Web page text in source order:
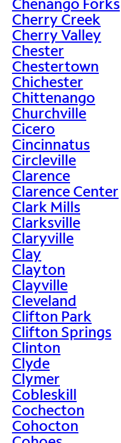
Cherry Creek
Cherry Valley
Chester
Chestertown
Chichester
Chittenango
Churchville
Cicero
Cincinnatus
Circleville
Clarence
Clarence Center
Clark Mills
Clarksville
Claryville
Clay
Clayton
Clayville
Cleveland
Clifton Park
Clifton Springs
Clinton
Clyde
Clymer
Cobleskill
Cochecton
Cohocton